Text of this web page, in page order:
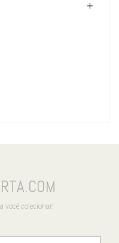
você colecionar!